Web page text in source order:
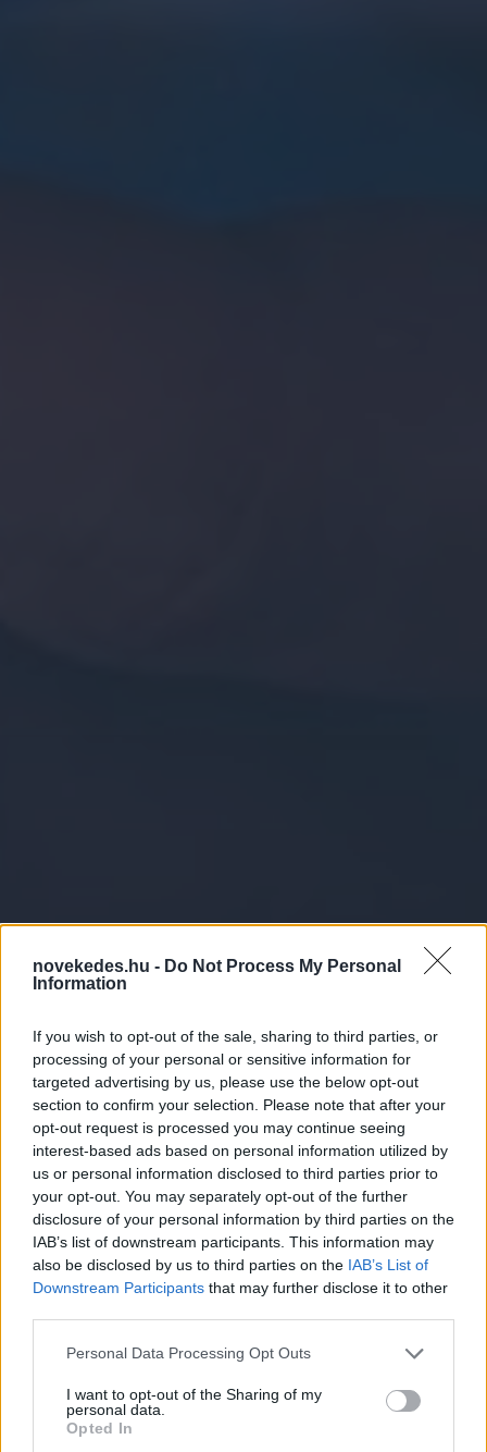
novekedes.hu - Do Not Process My Personal
Information
If you wish to opt-out of the sale, sharing to third parties, or
processing of your personal or sensitive information for
targeted advertising by us, please use the below opt-out
section to confirm your selection. Please note that after your
opt-out request is processed you may continue seeing
interest-based ads based on personal information utilized by
us or personal information disclosed to third parties prior to
your opt-out. You may separately opt-out of the further
disclosure of your personal information by third parties on the
IAB’s list of downstream participants. This information may
also be disclosed by us to third parties on the IAB’s List of
Downstream Participants that may further disclose it to other
Please note that this website/app uses one or more Google
not limited to your visit or usage behaviour. You may click to
grant or deny consent to Google and its third-party tags to
use your data for below specified purposes in below Google
Personal Data Processing Opt Outs
I want to opt-out of the Sharing of my
personal data.
Opted In
Mennyit fizetünk rá
átlagosan, és hogyan
csökkenthetők a banki
költségek
PÉNZÜGY 2024. DEC. 30. NÖVEKEDÉS.HU
csökkenthetik a költségeket (46%), de 11%-